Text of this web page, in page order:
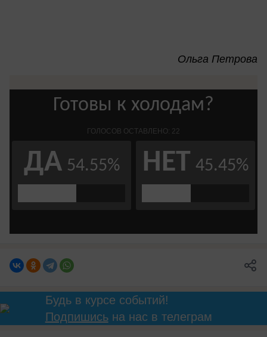
Ольга Петрова
Будь в курсе событий!
Подпишисьна нас в телеграм